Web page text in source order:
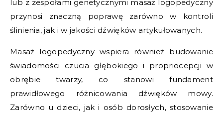
lub z zespołami genetycznymi masaż logopedyczny
przynosi znaczną poprawę zarówno w kontroli
ślinienia, jak i w jakości dźwięków artykułowanych.
Masaż logopedyczny wspiera również budowanie
świadomości czucia głębokiego i propriocepcji w
obrębie twarzy, co stanowi fundament
prawidłowego różnicowania dźwięków mowy.
Zarówno u dzieci, jak i osób dorosłych, stosowanie